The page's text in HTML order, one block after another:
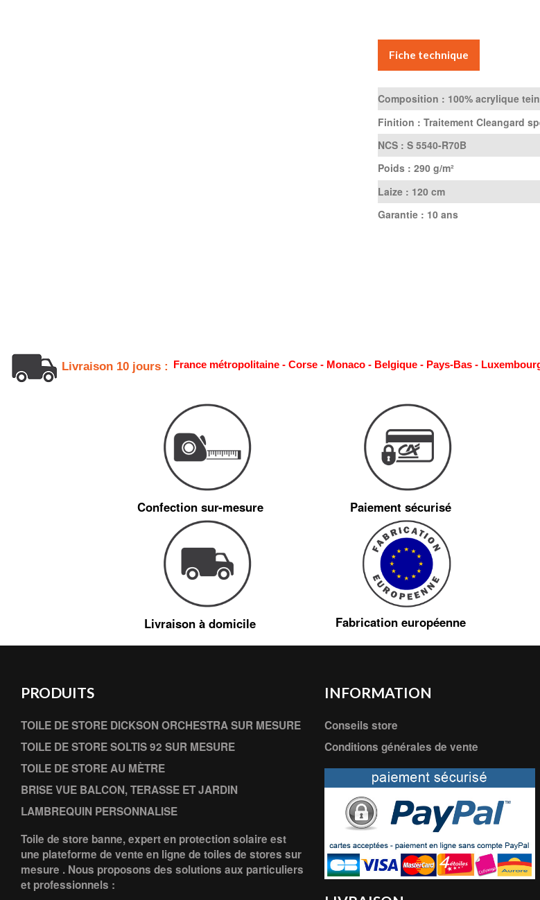
Fiche technique
Composition : 100% acrylique
Finition : Traitement Cleangard
NCS : S 5540-R70B
Poids : 290 g/m²
Laize : 120 cm
Garantie : 10 ans
Livraison 10 jours : France métropolitaine - Corse - Monaco - Belgique - Pays-Bas -
Confection sur-mesure Paiement sécurisé
Livraison à domicile Fabrication européenne
PRODUITS
TOILE DE STORE DICKSON ORCHESTRA SUR MESURE
TOILE DE STORE SOLTIS 92 SUR MESURE
TOILE DE STORE AU MÈTRE
BRISE VUE BALCON, TERASSE ET JARDIN
LAMBREQUIN PERSONNALISE
Toile de store banne, expert en protection solaire est
une plateforme de vente en ligne de toiles de stores sur
mesure . Nous proposons des solutions aux particuliers
et professionnels :
INFORMATION
Conseils store
Conditions générales de vente